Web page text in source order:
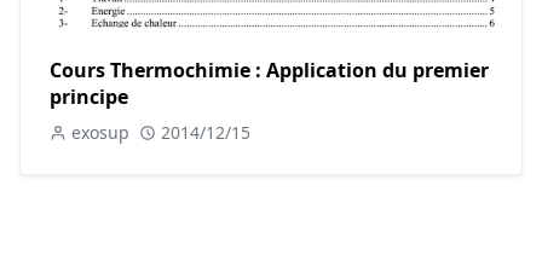
Cours Thermochimie : Application du premier
principe
exosup 2014/12/15